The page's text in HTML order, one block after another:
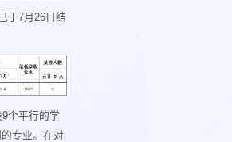
于7月26日结
个平行的学
专业。在对